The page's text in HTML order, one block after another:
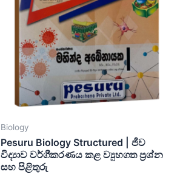
Biology
Pesuru Biology Structured | ජීව
විද්‍යාව වර්ගීකරණය කළ ව්‍යුහගත ප්‍රශ්න
සහ පිළිතුරු